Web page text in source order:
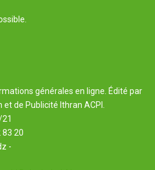
générales en ligne. Édité par
de Publicité Ithran ACPI.
83 20
-